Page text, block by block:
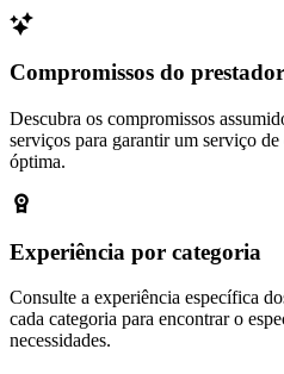
Compromissos do
Descubra os compromissos
serviços para garantir um serviço
óptima.
Experiência por categoria
Consulte a experiência específica
cada categoria para encontrar o
necessidades.